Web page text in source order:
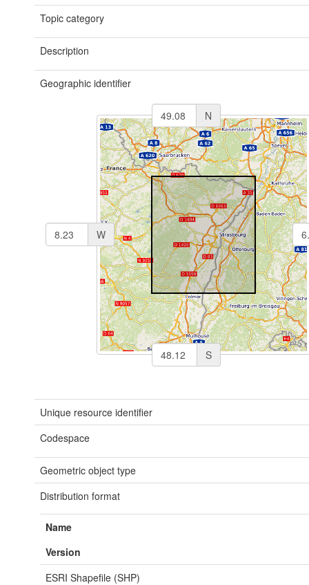
Topic category
Description
Geographic identifier
N
S
W
Unique resource identifier
Codespace
Geometric object type
Distribution format
Name
Version
ESRI Shapefile (SHP)